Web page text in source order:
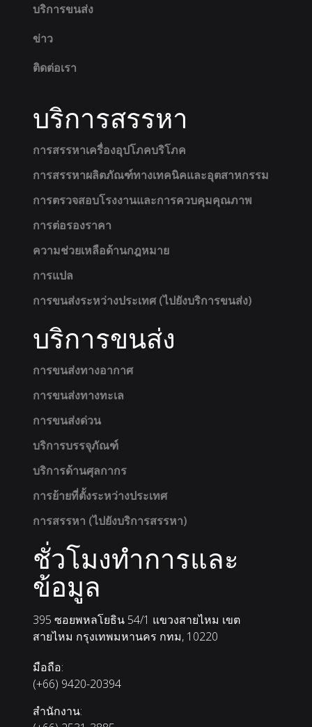
บริการขนส่ง
ข่าว
ติดต่อเรา
บริการสรรหา
การสรรหาเครื่องอุปโภคบริโภค
การสรรหาผลิตภัณฑ์ทางเทคนิคและอุตสาหกรรม
การตรวจสอบโรงงานและการควบคุมคุณภาพ
การต่อรองราคา
ความช่วยเหลือด้านกฎหมาย
การแปล
การขนส่งระหว่างประเทศ (ไปยังบริการขนส่ง)
บริการขนส่ง
การขนส่งทางอากาศ
การขนส่งทางทะเล
การขนส่งด่วน
บริการบรรจุภัณฑ์
บริการด้านศุลกากร
การย้ายที่ตั้งระหว่างประเทศ
การสรรหา (ไปยังบริการสรรหา)
ชั่วโมงทำการและ
ข้อมูล
395 ซอยพหลโยธิน 54/1 แขวงสายไหม เขต
สายไหม กรุงเทพมหานคร กทม, 10220
มือถือ:
(+66) 9420-20394
สำนักงาน: